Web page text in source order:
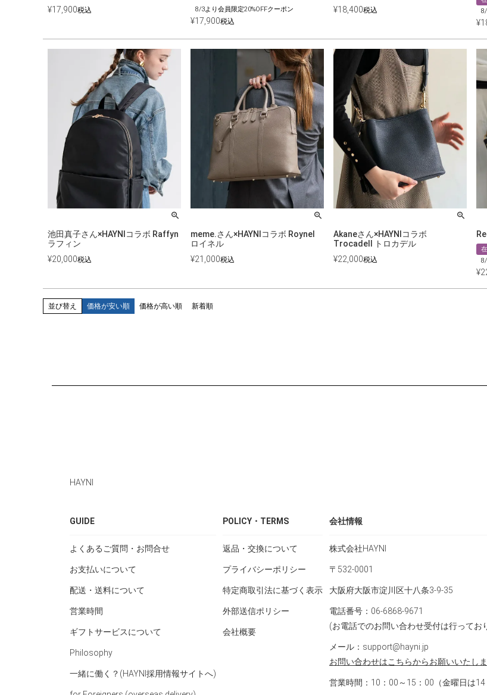
¥17,900税込 8/3より会員限定20%OFFクーポン
¥17,900税込
¥18,400税込
¥
池田真子さん×HAYNIコラボ Raffyn
ラフィン
¥20,000税込
meme.さん×HAYNIコラボ Roynel
ロイネル
¥21,000税込
Akaneさん×HAYNIコラボ
Trocadell トロカデル
¥22,000税込
¥
並び替え 価格が安い順 価格が高い順 新着順
HAYNI
GUIDE
よくあるご質問・お問合せ
お支払いについて
配送・送料について
営業時間
ギフトサービスについて
Philosophy
一緒に働く？(HAYNI採用情報サイトへ)
POLICY・TERMS
返品・交換について
プライバシーポリシー
特定商取引法に基づく表示
外部送信ポリシー
会社概要
会社情報
株式会社HAYNI
〒532-0001
大阪府大阪市淀川区十八条3-9-35
電話番号：06-6868-9671
(お電話でのお問い合わせ受付は行ってお
メール：support@hayni.jp
お問い合わせはこちらからお願いいたし
営業時間：10：00～15：00（金曜日は14